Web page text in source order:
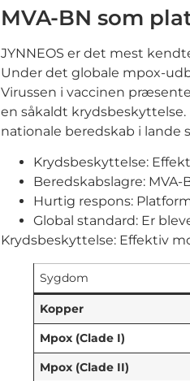
MVA-BN som
JYNNEOS er det mest
Under det globale mpox-
Virussen i vaccinen
en såkaldt
nationale beredskab i lande
Krydsbeskyttelse:
Beredskabslagre:
Hurtig respons:
Global standard: Er
Krydsbeskyttelse: Effektiv
Sygdom
Kopper
Mpox (Clade I)
Mpox (Clade II)